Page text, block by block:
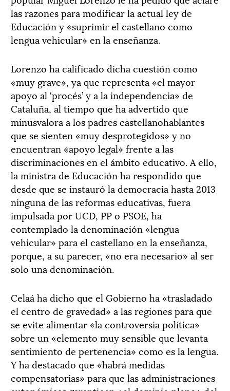
las razones para modificar la actual ley de
Educación y «suprimir el castellano como
lengua vehicular» en la enseñanza.
Lorenzo ha calificado dicha cuestión como
«muy grave», ya que representa «el mayor
apoyo al ‘procés’ y a la independencia» de
Cataluña, al tiempo que ha advertido que
minusvalora a los padres castellanohablantes
que se sienten «muy desprotegidos» y no
encuentran «apoyo legal» frente a las
discriminaciones en el ámbito educativo. A ello,
la ministra de Educación ha respondido que
desde que se instauró la democracia hasta 2013
ninguna de las reformas educativas, fuera
impulsada por UCD, PP o PSOE, ha
contemplado la denominación «lengua
vehicular» para el castellano en la enseñanza,
porque, a su parecer, «no era necesario» al ser
solo una denominación.
Celaá ha dicho que el Gobierno ha «trasladado
el centro de gravedad» a las regiones para que
se evite alimentar «la controversia política»
sobre un «elemento muy sensible que levanta
sentimiento de pertenencia» como es la lengua.
Y ha destacado que «habrá medidas
compensatorias» para que las administraciones